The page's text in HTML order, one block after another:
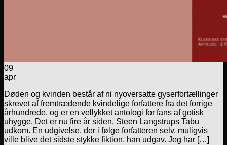
09
apr
Døden og kvinden består af ni nyoversatte gyserfortællinger
skrevet af fremtrædende kvindelige forfattere fra det forrige
århundrede, og er en vellykket antologi for fans af gotisk
uhygge. Det er nu fire år siden, Steen Langstrups Tabu
udkom. En udgivelse, der i følge forfatteren selv, muligvis
ville blive det sidste stykke fiktion, han udgav. Jeg har […]